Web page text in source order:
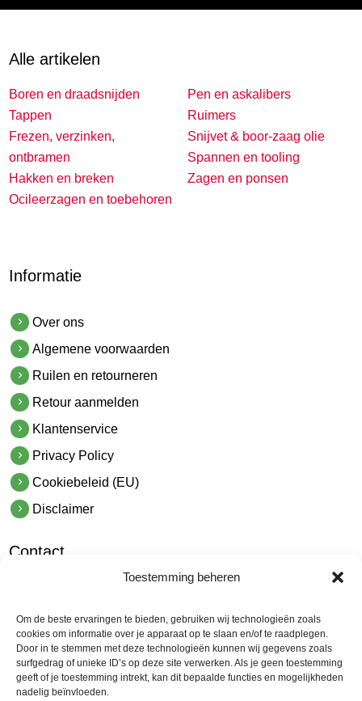
Toestemming beheren
Om de beste ervaringen te bieden, gebruiken wij technologieën zoals
cookies om informatie over je apparaat op te slaan en/of te raadplegen.
Door in te stemmen met deze technologieën kunnen wij gegevens zoals
surfgedrag of unieke ID’s op deze site verwerken. Als je geen toestemming
geeft of je toestemming intrekt, kan dit bepaalde functies en mogelijkheden
nadelig beïnvloeden.
Alle artikelen
Boren en draadsnijden
Tappen
Frezen, verzinken,
ontbramen
Hakken en breken
Ocileerzagen en toebehoren
Pen en askalibers
Ruimers
Snijvet & boor-zaag olie
Spannen en tooling
Zagen en ponsen
Informatie
Over ons
Algemene voorwaarden
Ruilen en retourneren
Retour aanmelden
Klantenservice
Privacy Policy
Cookiebeleid (EU)
Disclaimer
Contact
t.0228 53 00 40
e.info@hetindustriehuis.com
KVK 51483904
BTW NL850044522B01